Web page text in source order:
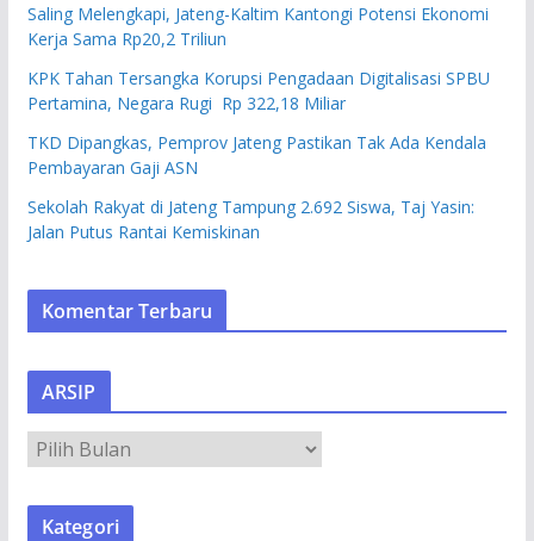
Saling Melengkapi, Jateng-Kaltim Kantongi Potensi Ekonomi
Kerja Sama Rp20,2 Triliun
KPK Tahan Tersangka Korupsi Pengadaan Digitalisasi SPBU
Pertamina, Negara Rugi Rp 322,18 Miliar
TKD Dipangkas, Pemprov Jateng Pastikan Tak Ada Kendala
Pembayaran Gaji ASN
Sekolah Rakyat di Jateng Tampung 2.692 Siswa, Taj Yasin:
Jalan Putus Rantai Kemiskinan
Komentar Terbaru
ARSIP
R
S
Kategori